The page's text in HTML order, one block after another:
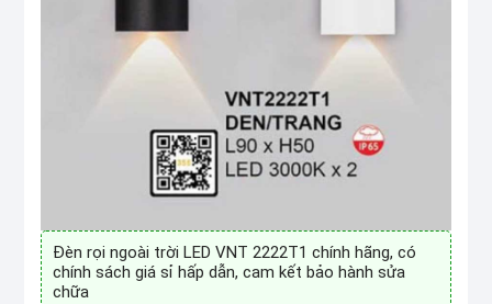
Đèn rọi ngoài trời LED VNT 2222T1 chính hãng, có
chính sách giá sỉ hấp dẫn, cam kết bảo hành sửa
chữa